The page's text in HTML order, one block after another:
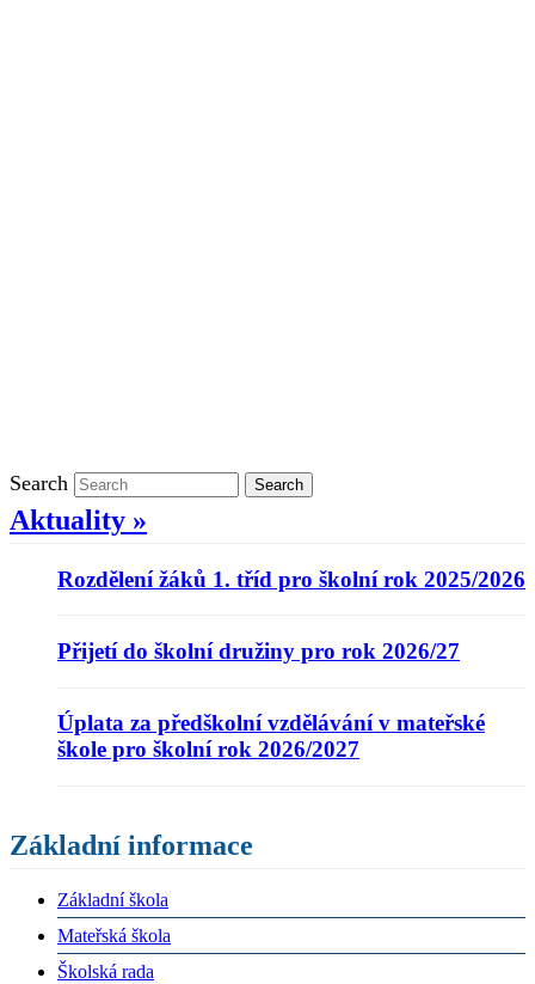
Search Search
Aktuality »
Rozdělení žáků 1. tříd pro školní rok 2025/2026
Přijetí do školní družiny pro rok 2026/27
Úplata za předškolní vzdělávání v mateřské
škole pro školní rok 2026/2027
Základní informace
Základní škola
Mateřská škola
Školská rada